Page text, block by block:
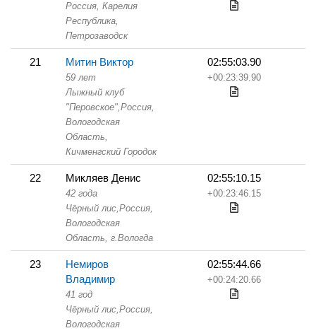
Россия, Карелия
Республика,
Петрозаводск
21 Митин Виктор
59 лет
Лыжный клуб
"Перовское",Россия,
Вологодская
Область,
Кичменгский Городок
02:55:03.90
+00:23:39.90
22 Микляев Денис
42 года
Чёрный лис,Россия,
Вологодская
Область, г.Вологда
02:55:10.15
+00:23:46.15
23
Немиров
Владимир
41 год
Чёрный лис,Россия,
Вологодская
02:55:44.66
+00:24:20.66